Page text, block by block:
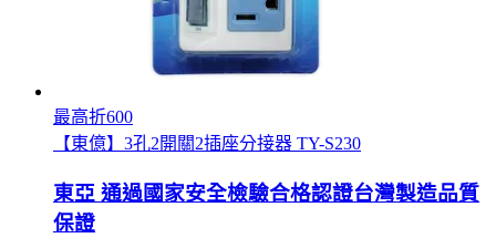
最高折600
【東億】3孔2開關2插座分接器 TY-S230
東亞 通過國家安全檢驗合格認證台灣製造品質
保證